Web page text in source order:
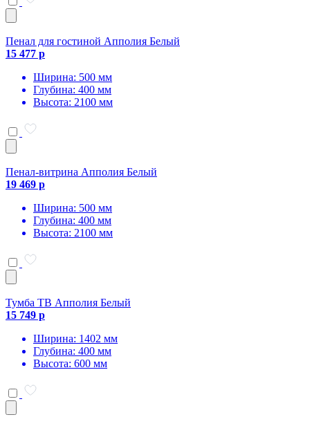
Пенал для гостиной Апполия Белый
15 477 р
Ширина: 500 мм
Глубина: 400 мм
Высота: 2100 мм
Пенал-витрина Апполия Белый
19 469 р
Ширина: 500 мм
Глубина: 400 мм
Высота: 2100 мм
Тумба ТВ Апполия Белый
15 749 р
Ширина: 1402 мм
Глубина: 400 мм
Высота: 600 мм